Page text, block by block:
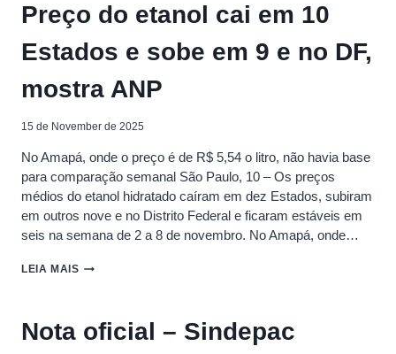
AUSÊNCIA
REDUÇÃO
NA
Preço do etanol cai em 10
Estados e sobe em 9 e no DF,
mostra ANP
15 de November de 2025
No Amapá, onde o preço é de R$ 5,54 o litro, não havia base
para comparação semanal São Paulo, 10 – Os preços
médios do etanol hidratado caíram em dez Estados, subiram
em outros nove e no Distrito Federal e ficaram estáveis em
seis na semana de 2 a 8 de novembro. No Amapá, onde…
LEIA MAIS PREÇO
EM
Nota oficial – Sindepac